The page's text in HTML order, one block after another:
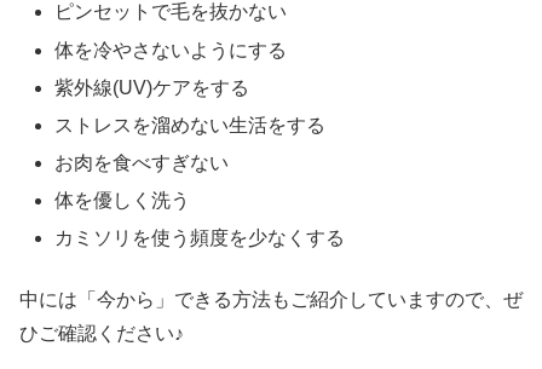
ピンセットで毛を抜かない
体を冷やさないようにする
紫外線(UV)ケアをする
ストレスを溜めない生活をする
お肉を食べすぎない
体を優しく洗う
カミソリを使う頻度を少なくする
中には「今から」できる方法もご紹介していますので、ぜ
ひご確認ください♪